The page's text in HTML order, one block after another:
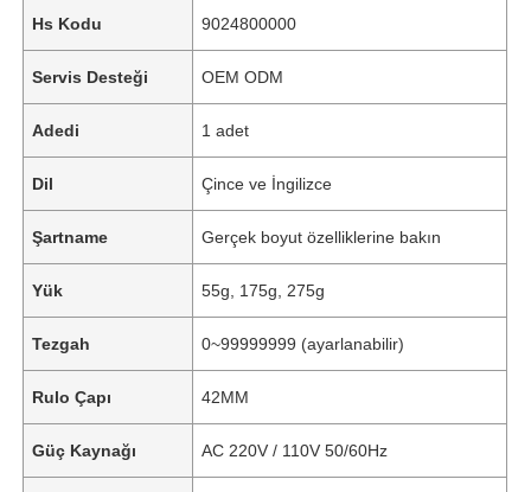
Hs Kodu 9024800000
Servis Desteği OEM ODM
Adedi 1 adet
Dil Çince ve İngilizce
Şartname Gerçek boyut özelliklerine bakın
Yük 55g, 175g, 275g
Tezgah 0~99999999 (ayarlanabilir)
Rulo Çapı 42MM
Güç Kaynağı AC 220V / 110V 50/60Hz